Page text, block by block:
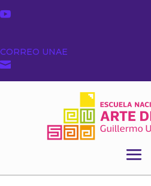

CORREO UNAE
